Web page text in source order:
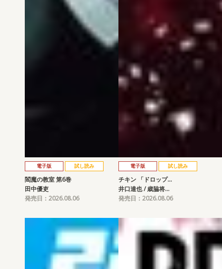
電子版 試し読み
閻魔の教室 第6巻
田中優吏
発売日：2026.08.06
電子版 試し読み
チキン 「ドロップ…
井口達也 / 歳脇将…
発売日：2026.08.06